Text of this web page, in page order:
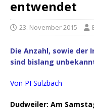
entwendet
23. November 2015
Die Anzahl, sowie der
sind bislang
Von PI Sulzbach
Dudweiler: Am